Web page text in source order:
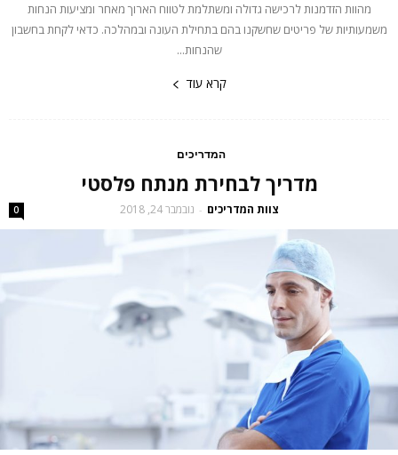
מהוות הזדמנות לרכישה גדולה ומשתלמת לטווח הארוך מאחר ומציעות הנחות
משמעותיות של פריטים שחשקנו בהם בתחילת העונה ובמהלכה. כדאי לקחת בחשבון
שהנחות...
קרא עוד
המדריכים
מדריך לבחירת מנתח פלסטי
צוות המדריכים - נובמבר 24, 2018 0